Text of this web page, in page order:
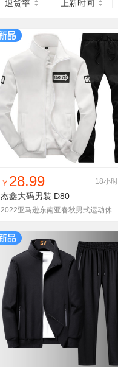
退货率 上新时间
找同款 加入铺货单 收藏
￥ 28.99 18小
杰鑫大码男装 D80
2022亚马逊东南亚春秋男式运动休闲套装长